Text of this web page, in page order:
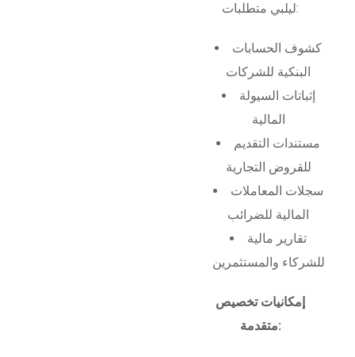
ليلبي متطلبات:
كشوف الحسابات
البنكية للشركات
إثباتات السيولة
المالية
مستندات التقديم
للقروض التجارية
سجلات المعاملات
المالية للضرائب
تقارير مالية
للشركاء والمستثمرين
إمكانيات تخصيص
متقدمة: